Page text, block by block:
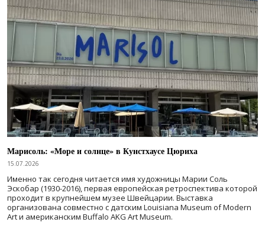
Марисоль: «Море и солнце» в Кунстхаусе Цюриха
15.07.2026
Именно так сегодня читается имя художницы Марии Соль
Эскобар (1930-2016), первая европейская ретроспектива которой
проходит в крупнейшем музее Швейцарии. Выставка
организована совместно с датским Louisiana Museum of Modern
Art и американским Buffalo AKG Art Museum.